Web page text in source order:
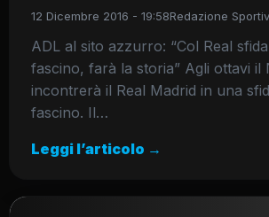
12 Dicembre 2016 - 19:58Redazione
ADL al sito azzurro: “Col Real
fascino, farà la storia” Agli ottavi il
incontrerà il Real Madrid in una
fascino. Il…
Leggi l’articolo →